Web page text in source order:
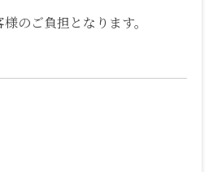
のご負担となります。